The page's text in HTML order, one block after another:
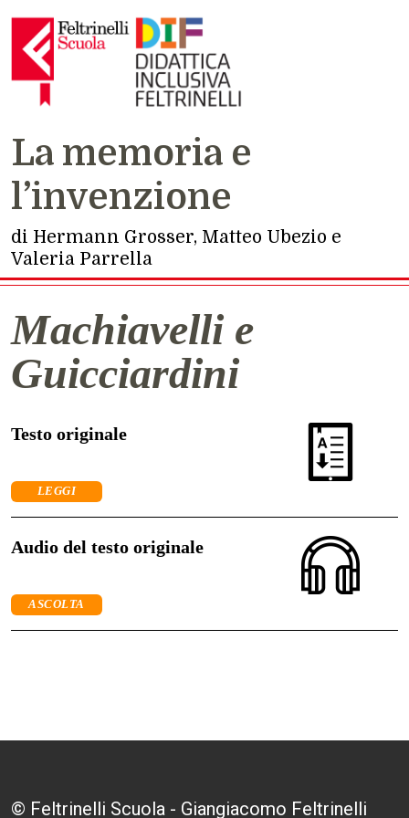
Navigazione principale
La memoria e
l’invenzione
di Hermann Grosser, Matteo Ubezio e
Valeria Parrella
Machiavelli e
Guicciardini
Testo originale
LEGGI
Audio del testo originale
ASCOLTA
© Feltrinelli Scuola - Giangiacomo Feltrinelli